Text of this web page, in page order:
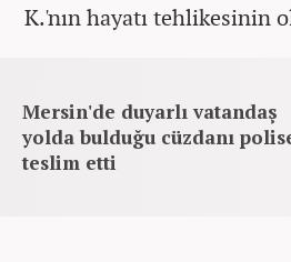
K.'nın hayatı tehlikesinin
Mersin'de duyarlı vatandaş
yolda bulduğu cüzdanı
teslim etti